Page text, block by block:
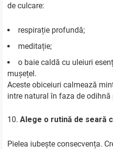
de culcare:
respirație profundă;
meditație;
o baie caldă cu uleiuri
mușețel.
Aceste obiceiuri calmează
intre natural în faza de odihnă
Alege o rutină de seară
Pielea iubește consecvența.